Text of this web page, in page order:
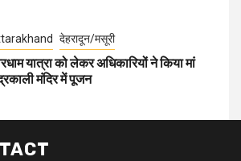
देहरादून/मसूरी
यात्रा को लेकर अधिकारियों ने किया मां
मंदिर में पूजन